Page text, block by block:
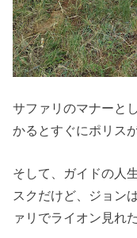
サファリのマナーと
かるとすぐにポリス
そして、ガイドの人
スクだけど、ジョン
ァリでライオン見れ